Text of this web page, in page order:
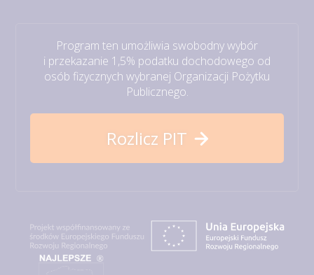
Program ten umożliwia swobodny wybór
i przekazanie 1,5% podatku dochodowego od
osób fizycznych wybranej Organizacji Pożytku
Publicznego.
Rozlicz PIT